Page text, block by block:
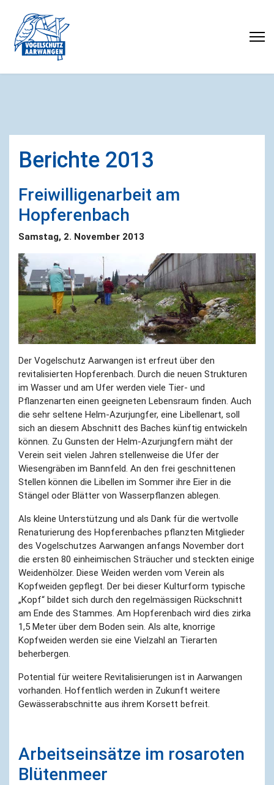
Berichte 2013
Freiwilligenarbeit am
Hopferenbach
Samstag, 2. November 2013
Der Vogelschutz Aarwangen ist erfreut über den
revitalisierten Hopferenbach. Durch die neuen Strukturen
im Wasser und am Ufer werden viele Tier- und
Pflanzenarten einen geeigneten Lebensraum finden. Auch
die sehr seltene Helm-Azurjungfer, eine Libellenart, soll
sich an diesem Abschnitt des Baches künftig entwickeln
können. Zu Gunsten der Helm-Azurjungfern mäht der
Verein seit vielen Jahren stellenweise die Ufer der
Wiesengräben im Bannfeld. An den frei geschnittenen
Stellen können die Libellen im Sommer ihre Eier in die
Stängel oder Blätter von Wasserpflanzen ablegen.
Als kleine Unterstützung und als Dank für die wertvolle
Renaturierung des Hopferenbaches pflanzten Mitglieder
des Vogelschutzes Aarwangen anfangs November dort
die ersten 80 einheimischen Sträucher und steckten einige
Weidenhölzer. Diese Weiden werden vom Verein als
Kopfweiden gepflegt. Der bei dieser Kulturform typische
„Kopf“ bildet sich durch den regelmässigen Rückschnitt
am Ende des Stammes. Am Hopferenbach wird dies zirka
1,5 Meter über dem Boden sein. Als alte, knorrige
Kopfweiden werden sie eine Vielzahl an Tierarten
beherbergen.
Potential für weitere Revitalisierungen ist in Aarwangen
vorhanden. Hoffentlich werden in Zukunft weitere
Gewässerabschnitte aus ihrem Korsett befreit.
Arbeitseinsätze im rosaroten
Blütenmeer